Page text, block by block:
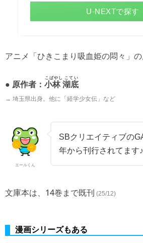
U-NEXTで探す
アニメ「ひきこまり吸血姫の悶々」の
● 原作者： 小林 湖底
こばやし こてい
→ 埼玉県出身。他に「経学少女伝」など
エールくん
SBクリエイティブの
年から刊行されてます♪
文庫本は、14巻まで既刊 (25/12)
漫画シリーズもある